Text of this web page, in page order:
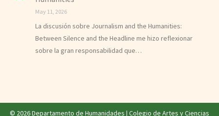
May 11, 2026
La discusión sobre Journalism and the Humanities:
Between Silence and the Headline me hizo reflexionar
sobre la gran responsabilidad que…
© 2026 Departamento de Humanidades | Colegio de Artes y Ciencias